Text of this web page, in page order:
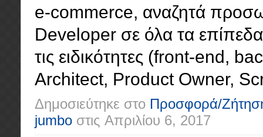
e-commerce, αναζητά
Developer σε όλα τα
τις ειδικότητες (front-end,
Architect, Product Owner,
Δημοσιεύτηκε στο Προσφορά/
jumbo στις Απριλίου 6, 2017